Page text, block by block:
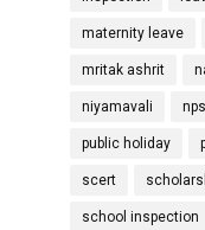
maternity leave
mritak ashrit
niyamavali nps
public holiday
scert
school inspection